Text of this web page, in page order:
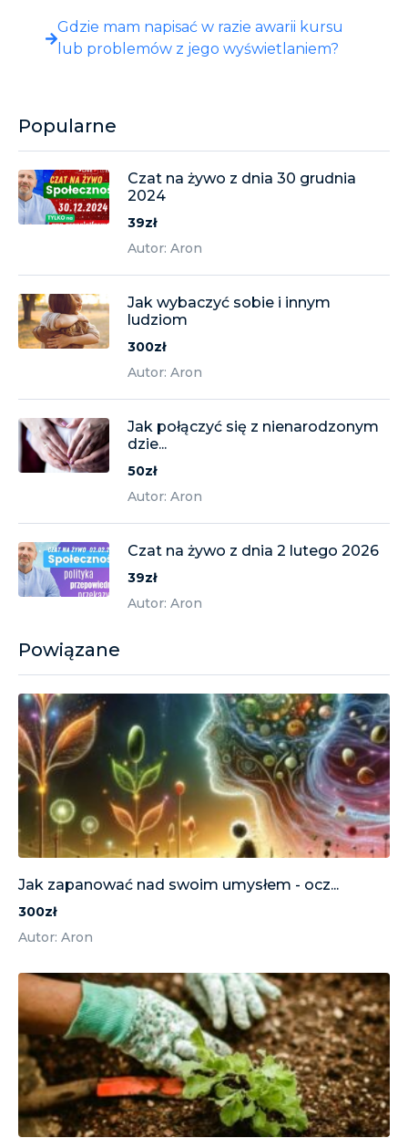
Gdzie mam napisać w razie awarii kursu
lub problemów z jego wyświetlaniem?
Powiązane
Jak zapanować nad swoim umysłem - ocz...
300zł
Autor: Aron
Popularne
Czat na żywo z dnia 30 grudnia
2024
39zł
Autor: Aron
Jak wybaczyć sobie i innym
ludziom
300zł
Autor: Aron
Jak połączyć się z nienarodzonym
dzie...
50zł
Autor: Aron
Czat na żywo z dnia 2 lutego 2026
39zł
Autor: Aron